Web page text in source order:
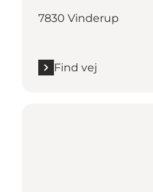
7830 Vinderup
Find vej